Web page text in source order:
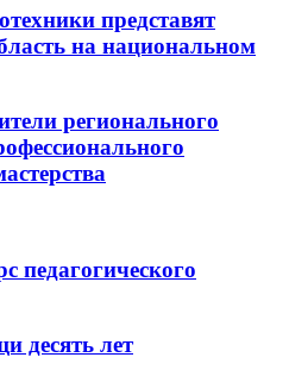
представят
на национальном
регионального
педагогического
десять лет